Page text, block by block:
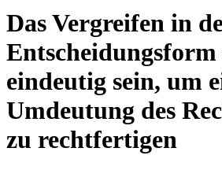
Das Vergreifen in
Entscheidungsform
eindeutig sein, um
Umdeutung des
zu rechtfertigen